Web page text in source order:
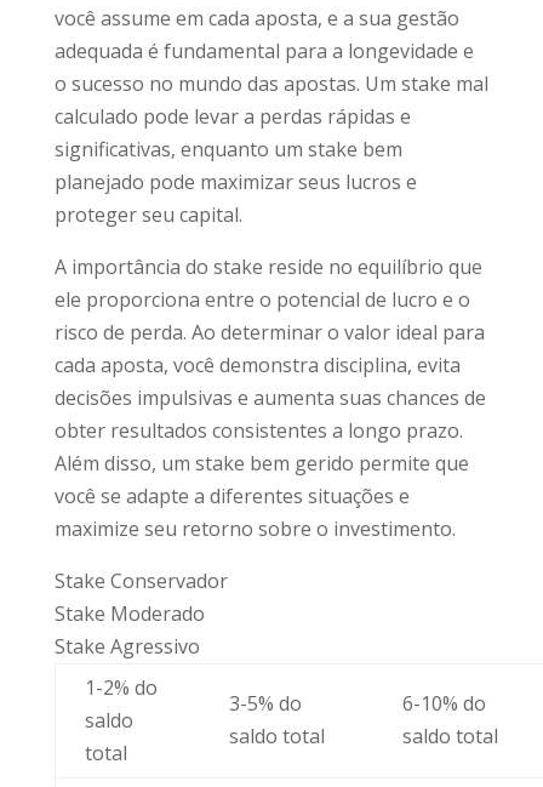
você assume em cada aposta, e a sua gestão
adequada é fundamental para a longevidade e
o sucesso no mundo das apostas. Um stake mal
calculado pode levar a perdas rápidas e
significativas, enquanto um stake bem
planejado pode maximizar seus lucros e
proteger seu capital.
A importância do stake reside no equilíbrio que
ele proporciona entre o potencial de lucro e o
risco de perda. Ao determinar o valor ideal para
cada aposta, você demonstra disciplina, evita
decisões impulsivas e aumenta suas chances de
obter resultados consistentes a longo prazo.
Além disso, um stake bem gerido permite que
você se adapte a diferentes situações e
maximize seu retorno sobre o investimento.
Stake Conservador
Stake Moderado
Stake Agressivo
1-2% do
saldo
total
3-5% do
saldo total
6-10% do
saldo total